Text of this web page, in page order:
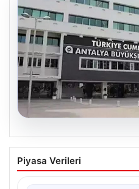
06.08.2026
Antalya’daki
iki yeni gözaltı
Piyasa Verileri